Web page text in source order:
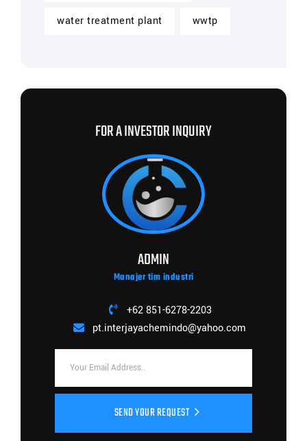
water treatment plant wwtp
FOR A INVESTOR INQUIRY
ADMIN
Manajer tim industri
+62 851-6278-2203
pt.interjayachemindo@yahoo.com
SEND YOUR REQUEST